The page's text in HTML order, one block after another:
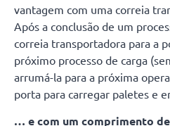
vantagem com uma correia
Após a conclusão de um
correia transportadora para a
próximo processo de carga
arrumá-la para a próxima
porta para carregar paletes e
… e com um comprimento